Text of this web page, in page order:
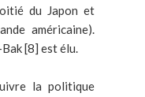
du Japon et
américaine).
[8] est élu.
la politique